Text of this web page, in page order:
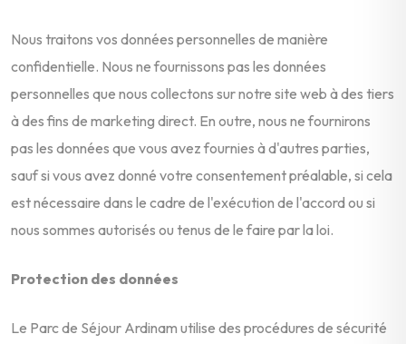
Nous traitons vos données personnelles de manière
confidentielle. Nous ne fournissons pas les données
personnelles que nous collectons sur notre site web à des tiers
à des fins de marketing direct. En outre, nous ne fournirons
pas les données que vous avez fournies à d'autres parties,
sauf si vous avez donné votre consentement préalable, si cela
est nécessaire dans le cadre de l'exécution de l'accord ou si
nous sommes autorisés ou tenus de le faire par la loi.
Protection des données
Le Parc de Séjour Ardinam utilise des procédures de sécurité